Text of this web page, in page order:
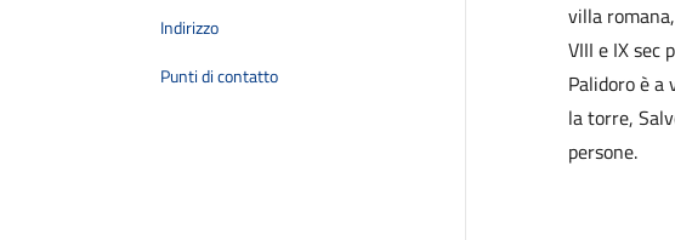
Indirizzo
Punti di contatto
villa
VIII e IX
Palidoro è a
la torre,
persone.